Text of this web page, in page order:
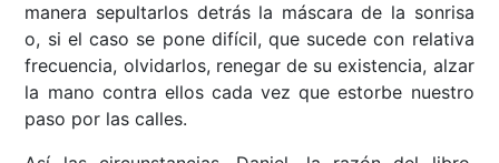
manera sepultarlos detrás la máscara de la sonrisa
o, si el caso se pone difícil, que sucede con relativa
frecuencia, olvidarlos, renegar de su existencia, alzar
la mano contra ellos cada vez que estorbe nuestro
paso por las calles.